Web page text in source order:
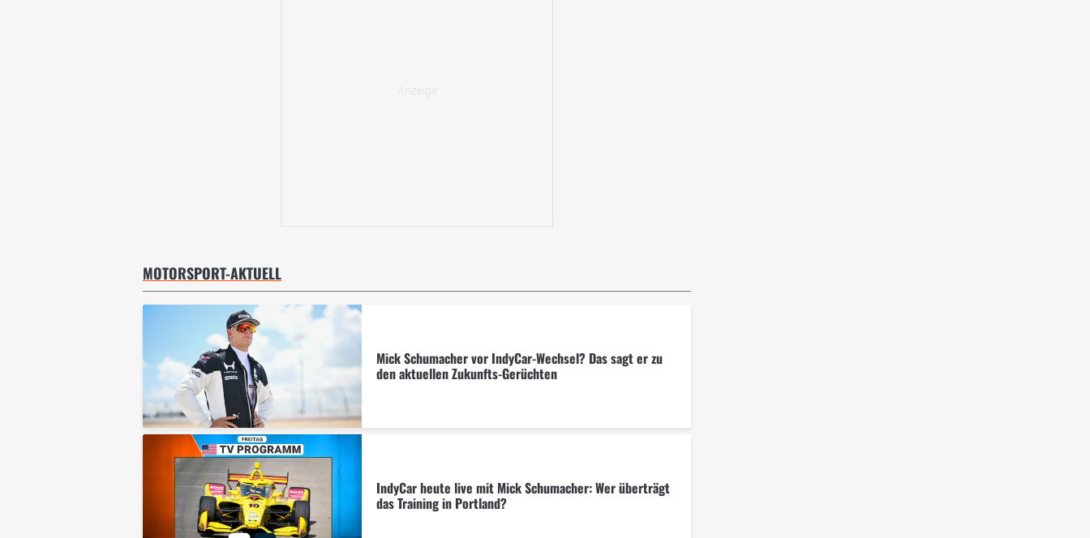
MOTORSPORT-AKTUELL
Mick Schumacher vor IndyCar-Wechsel? Das sagt er zu
den aktuellen Zukunfts-Gerüchten
IndyCar heute live mit Mick Schumacher: Wer überträgt
das Training in Portland?